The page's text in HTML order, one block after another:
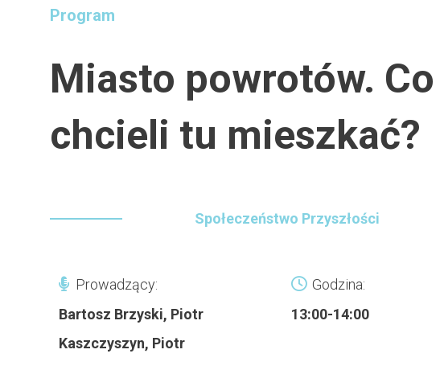
Program
Miasto powrotów.
chcieli tu mieszkać?
Społeczeństwo Przyszłości
Prowadzący:
Bartosz Brzyski, Piotr
Kaszczyszyn, Piotr
Godzina:
13:00-14:00